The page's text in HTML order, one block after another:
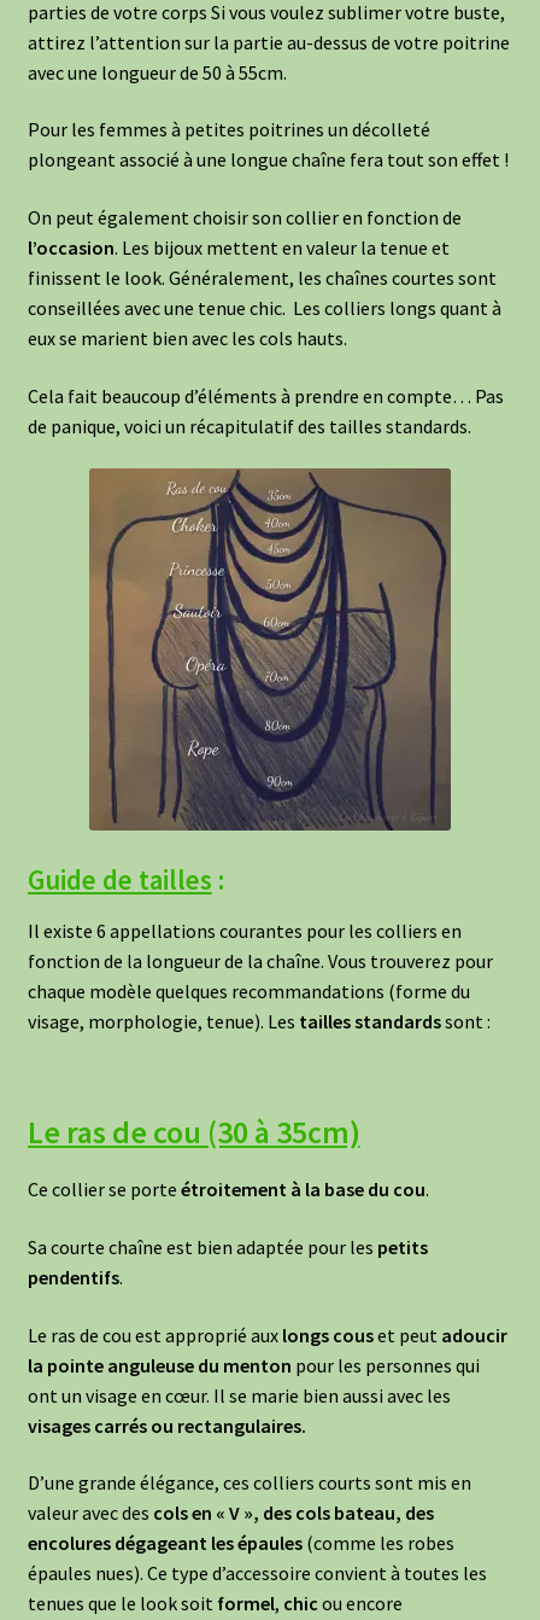
parties de votre corps Si vous voulez sublimer votre buste,
attirez l’attention sur la partie au-dessus de votre poitrine
avec une longueur de 50 à 55cm.
Pour les femmes à petites poitrines un décolleté
plongeant associé à une longue chaîne fera tout son effet !
On peut également choisir son collier en fonction de
l’occasion. Les bijoux mettent en valeur la tenue et
finissent le look. Généralement, les chaînes courtes sont
conseillées avec une tenue chic. Les colliers longs quant à
eux se marient bien avec les cols hauts.
Cela fait beaucoup d’éléments à prendre en compte… Pas
de panique, voici un récapitulatif des tailles standards.
Guide de tailles :
Il existe 6 appellations courantes pour les colliers en
fonction de la longueur de la chaîne. Vous trouverez pour
chaque modèle quelques recommandations (forme du
visage, morphologie, tenue). Les tailles standardssont :
Le ras de cou (30 à 35cm)
Ce collier se porte étroitement à la base du cou.
Sa courte chaîne est bien adaptée pour les petits
pendentifs.
Le ras de cou est approprié aux longs couset peut adoucir
la pointe anguleuse du menton pour les personnes qui
ont un visage en cœur. Il se marie bien aussi avec les
visages carrés ou rectangulaires.
D’une grande élégance, ces colliers courts sont mis en
valeur avec des cols en « V », des cols bateau, des
encolures dégageant les épaules(comme les robes
épaules nues). Ce type d’accessoire convient à toutes les
tenues que le look soit formel, chic ou encore